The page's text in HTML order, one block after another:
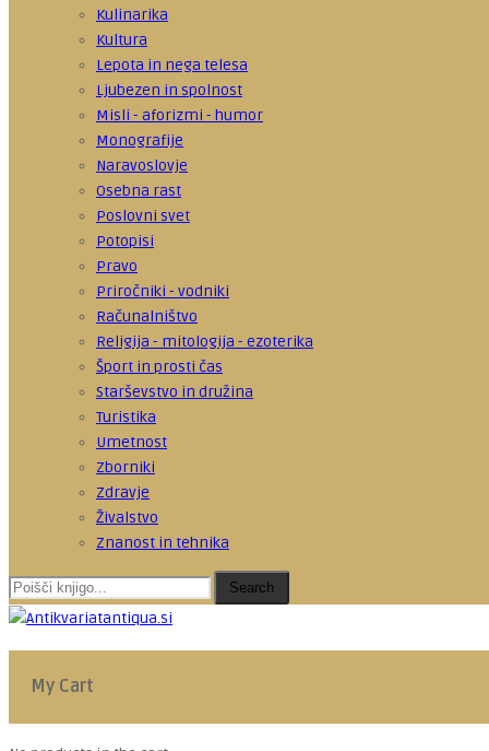
Kulinarika
Kultura
Lepota in nega telesa
Ljubezen in spolnost
Misli - aforizmi - humor
Monografije
Naravoslovje
Osebna rast
Poslovni svet
Potopisi
Pravo
Priročniki - vodniki
Računalništvo
Religija - mitologija - ezoterika
Šport in prosti čas
Starševstvo in družina
Turistika
Umetnost
Zborniki
Zdravje
Živalstvo
Znanost in tehnika
Search
My Cart